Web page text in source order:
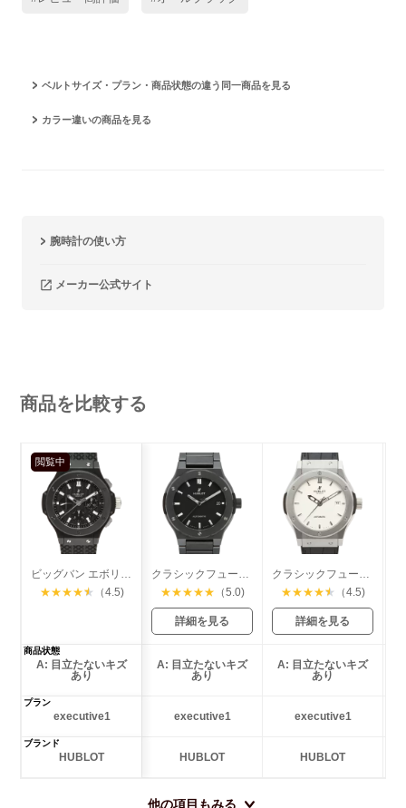
ベルトサイズ・プラン・商品状態の違う同一商品を見る
カラー違いの商品を見る
腕時計の使い方
メーカー公式サイト
商品を比較する
閲覧中
ビッグバン エボリューション ブラックマジック
★★★★★ （4.5)
クラシックフュージョン ブラックマジック
★★★★★ （5.0)
詳細を見る
クラシックフュージョン チタニウム
★★★★★ （4.5)
詳細を見る
商品状態
A: 目立たないキズ
あり
A: 目立たないキズ
あり
A: 目立たないキズ
あり
プラン
executive1 executive1 executive1
ブランド
HUBLOT HUBLOT HUBLOT
他の項目もみる